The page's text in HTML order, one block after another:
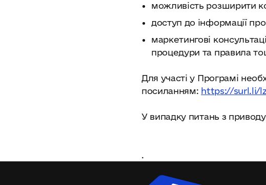
можливість розширити
доступ до інформації
маркетингові
процедури та правила
Для участі у Програмі
посиланням: https://surl.li/
У випадку питань з
.